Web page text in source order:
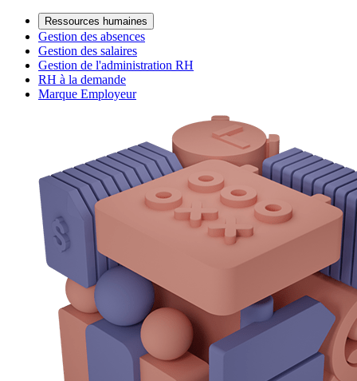
Ressources humaines
Gestion des absences
Gestion des salaires
Gestion de l'administration RH
RH à la demande
Marque Employeur